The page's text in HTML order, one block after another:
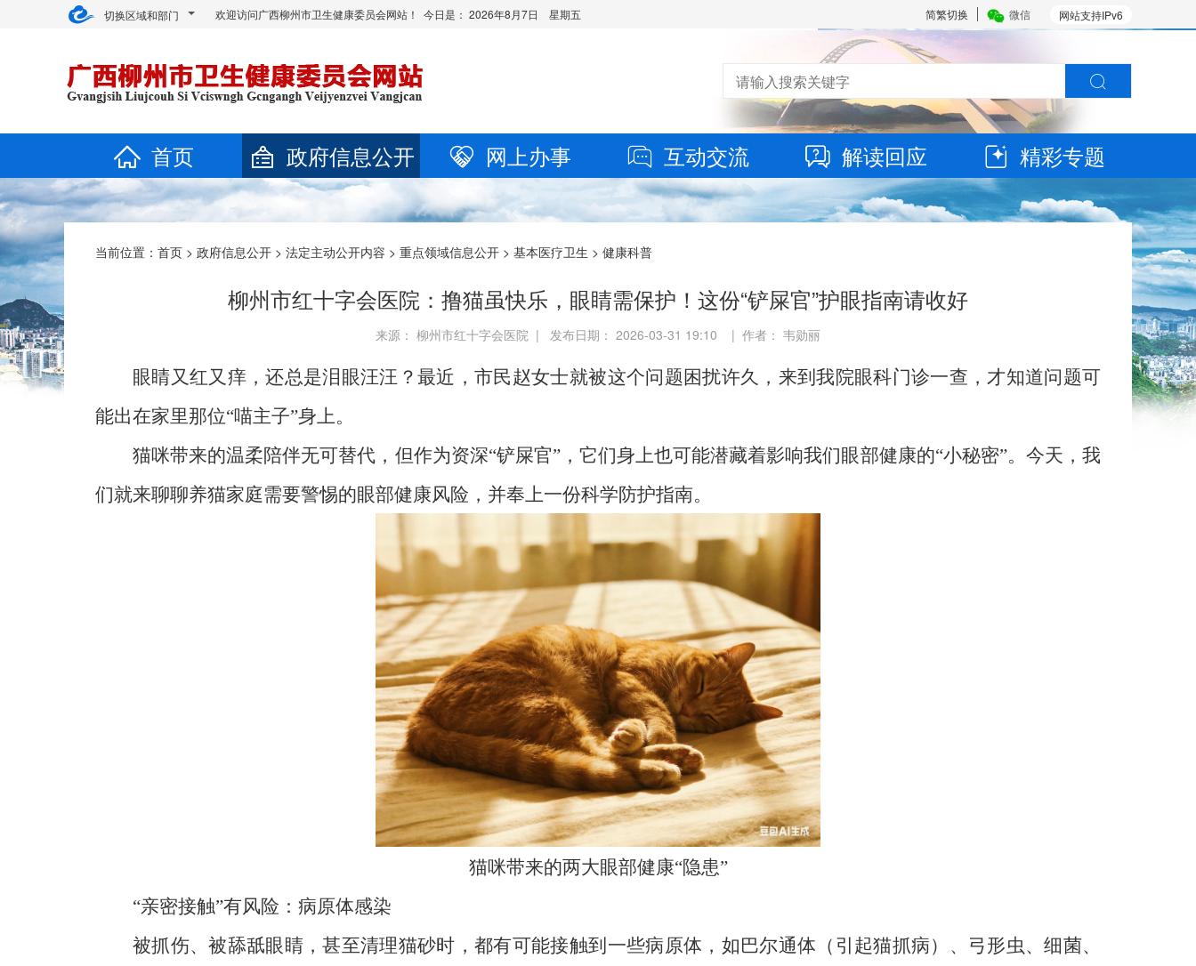
切换区域和部门 网站支持IPv6
简繁切换 微信
欢迎访问广西柳州市卫生健康委员会网站！ 今日是： 2026年8月7日 星期五
首页 政府信息公开 网上办事 互动交流 解读回应 精彩专题
当前位置： 首页 > 政府信息公开 > 法定主动公开内容 > 重点领域信息公开 > 基本医疗卫生 > 健康科普
柳州市红十字会医院：撸猫虽快乐，眼睛需保护！这份“铲屎官”护眼指南请收好
来源： 柳州市红十字会医院 | 发布日期： 2026-03-31 19:10 | 作者： 韦勋丽
眼睛又红又痒，还总是泪眼汪汪？最近，市民赵女士就被这个问题困扰许久，来到我院眼科门诊一查，才知道问题可
能出在家里那位“喵主子”身上。
猫咪带来的温柔陪伴无可替代，但作为资深“铲屎官”，它们身上也可能潜藏着影响我们眼部健康的“小秘密”。今天，我
们就来聊聊养猫家庭需要警惕的眼部健康风险，并奉上一份科学防护指南。
猫咪带来的两大眼部健康“隐患”
“亲密接触”有风险：病原体感染
被抓伤、被舔舐眼睛，甚至清理猫砂时，都有可能接触到一些病原体，如巴尔通体（引起猫抓病）、弓形虫、细菌、